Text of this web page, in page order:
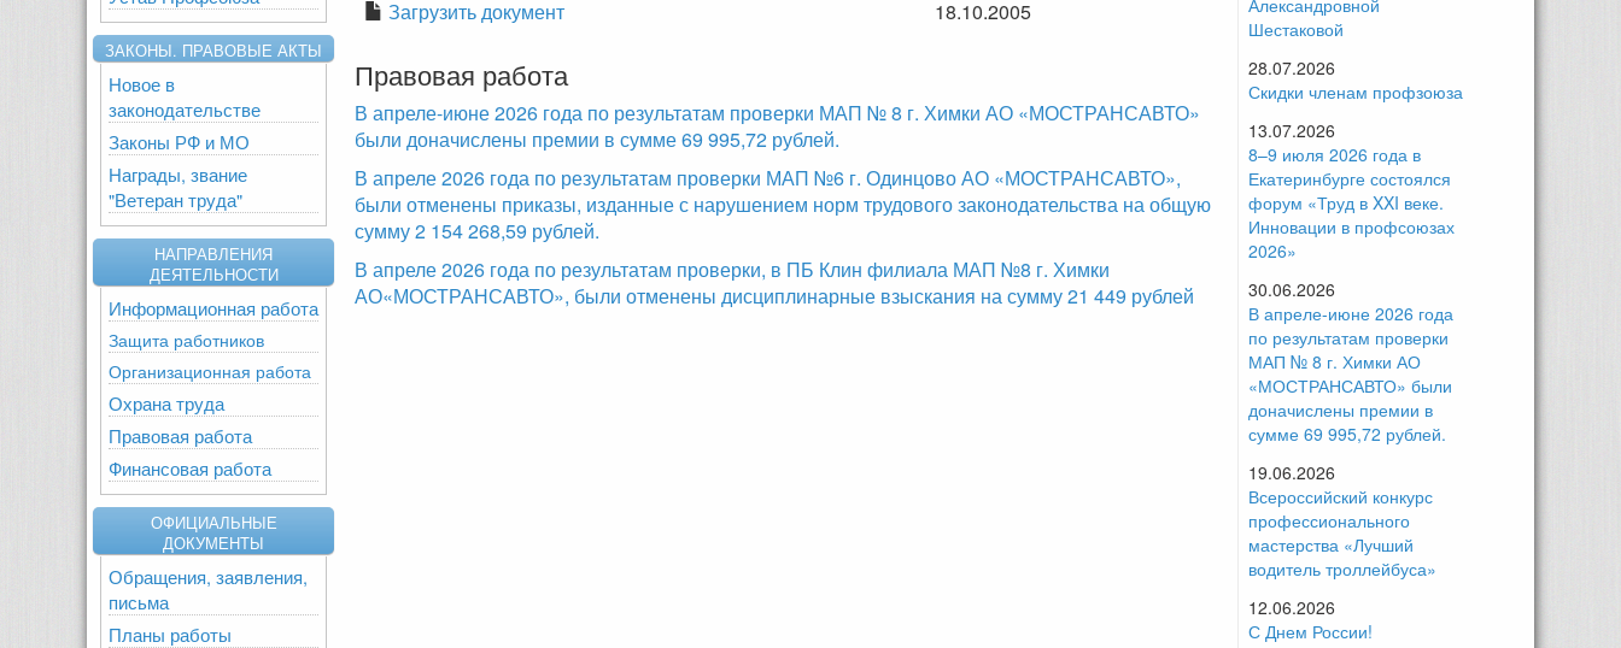
ЗАКОНЫ. ПРАВОВЫЕ АКТЫ
Новое в
законодательстве
Законы РФ и МО
Награды, звание
"Ветеран труда"
НАПРАВЛЕНИЯ
ДЕЯТЕЛЬНОСТИ
Информационная работа
Защита работников
Организационная работа
Охрана труда
Правовая работа
Финансовая работа
ОФИЦИАЛЬНЫЕ
ДОКУМЕНТЫ
Обращения, заявления,
письма
Планы работы
Загрузить документ
18.10.2005
Правовая работа
В апреле-июне 2026 года по результатам проверки МАП № 8 г. Химки АО «МОСТРАНСАВТО»
были доначислены премии в сумме 69 995,72 рублей.
В апреле 2026 года по результатам проверки МАП №6 г. Одинцово АО «МОСТРАНСАВТО»,
были отменены приказы, изданные с нарушением норм трудового законодательства на общую
сумму 2 154 268,59 рублей.
В апреле 2026 года по результатам проверки, в ПБ Клин филиала МАП №8 г. Химки
АО«МОСТРАНСАВТО», были отменены дисциплинарные взыскания на сумму 21 449 рублей
Шестаковой
28.07.2026
Скидки членам профзоюза
13.07.2026
8–9 июля 2026 года в
Екатеринбурге состоялся
форум «Труд в XXI веке.
Инновации в профсоюзах
2026»
30.06.2026
В апреле-июне 2026 года
по результатам проверки
МАП № 8 г. Химки АО
«МОСТРАНСАВТО» были
доначислены премии в
сумме 69 995,72 рублей.
19.06.2026
Всероссийский конкурс
профессионального
мастерства «Лучший
водитель троллейбуса»
12.06.2026
С Днем России!